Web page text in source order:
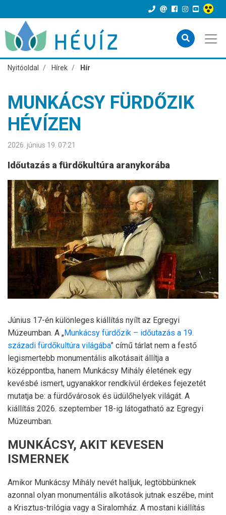
Nyitóoldal Hírek Hír
MUNKÁCSY FÜRDŐZIK
HÉVÍZEN
2026. június 19. 07:21
Időutazás a fürdőkultúra aranykorába
Június 17-én különleges kiállítás nyílt az Egregyi
Múzeumban. A „Munkácsy fürdőzik – időutazás a 19.
századi fürdőkultúra világába” című tárlat nem a festő
legismertebb monumentális alkotásait állítja a
középpontba, hanem Munkácsy Mihály életének egy
kevésbé ismert, ugyanakkor rendkívül érdekes fejezetét
mutatja be: a fürdővárosok és üdülőhelyek világát. A
kiállítás 2026. szeptember 18-ig látogatható az Egregyi
Múzeumban.
MUNKÁCSY, AKIT KEVESEN
ISMERNEK
Amikor Munkácsy Mihály nevét halljuk, legtöbbünknek
azonnal olyan monumentális alkotások jutnak eszébe, mint
a Krisztus-trilógia vagy a Siralomház. A mostani kiállítás